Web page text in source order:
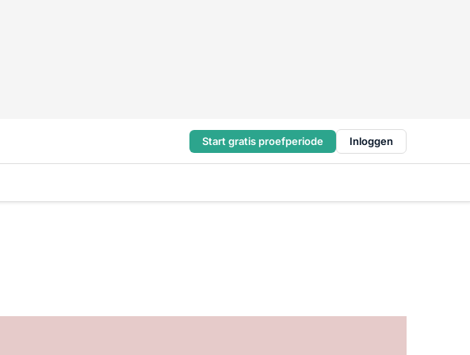
Start gratis proefperiode Inloggen